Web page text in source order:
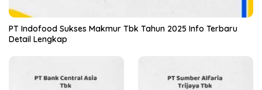
PT Indofood Sukses Makmur Tbk Tahun 2025 Info Terbaru
Detail Lengkap